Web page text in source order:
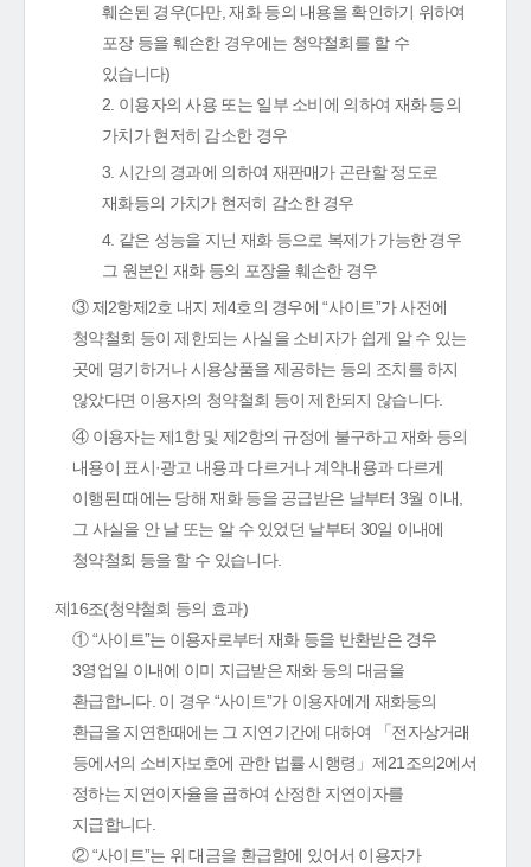
훼손된 경우(다만, 재화 등의 내용을 확인하기 위하여
포장 등을 훼손한 경우에는 청약철회를 할 수
있습니다)
2. 이용자의 사용 또는 일부 소비에 의하여 재화 등의
가치가 현저히 감소한 경우
3. 시간의 경과에 의하여 재판매가 곤란할 정도로
재화등의 가치가 현저히 감소한 경우
4. 같은 성능을 지닌 재화 등으로 복제가 가능한 경우
그 원본인 재화 등의 포장을 훼손한 경우
③ 제2항제2호 내지 제4호의 경우에 “사이트”가 사전에
청약철회 등이 제한되는 사실을 소비자가 쉽게 알 수 있는
곳에 명기하거나 시용상품을 제공하는 등의 조치를 하지
않았다면 이용자의 청약철회 등이 제한되지 않습니다.
④ 이용자는 제1항 및 제2항의 규정에 불구하고 재화 등의
내용이 표시·광고 내용과 다르거나 계약내용과 다르게
이행된 때에는 당해 재화 등을 공급받은 날부터 3월 이내,
그 사실을 안 날 또는 알 수 있었던 날부터 30일 이내에
청약철회 등을 할 수 있습니다.
제16조(청약철회 등의 효과)
① “사이트”는 이용자로부터 재화 등을 반환받은 경우
3영업일 이내에 이미 지급받은 재화 등의 대금을
환급합니다. 이 경우 “사이트”가 이용자에게 재화등의
환급을 지연한때에는 그 지연기간에 대하여 「전자상거래
등에서의 소비자보호에 관한 법률 시행령」제21조의2에서
정하는 지연이자율을 곱하여 산정한 지연이자를
지급합니다.
② “사이트”는 위 대금을 환급함에 있어서 이용자가